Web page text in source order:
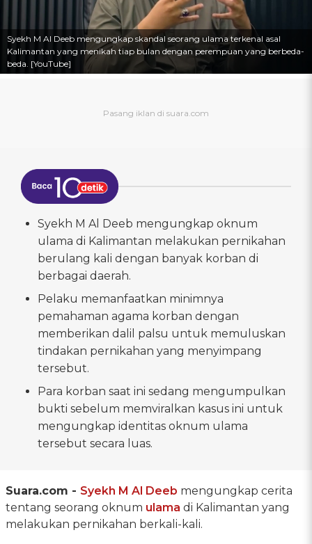
Syekh M Al Deeb mengungkap skandal seorang ulama terkenal asal
Kalimantan yang menikah tiap bulan dengan perempuan yang berbeda-
beda. [YouTube]
Syekh M Al Deeb mengungkap oknum
ulama di Kalimantan melakukan pernikahan
berulang kali dengan banyak korban di
berbagai daerah.
Pelaku memanfaatkan minimnya
pemahaman agama korban dengan
memberikan dalil palsu untuk memuluskan
tindakan pernikahan yang menyimpang
tersebut.
Para korban saat ini sedang mengumpulkan
bukti sebelum memviralkan kasus ini untuk
mengungkap identitas oknum ulama
tersebut secara luas.
Suara.com - Syekh M Al Deeb mengungkap cerita
tentang seorang oknum ulama di Kalimantan yang
melakukan pernikahan berkali-kali.